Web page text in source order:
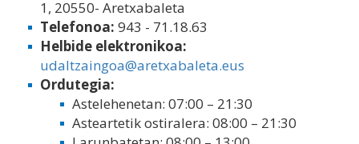
1, 20550- Aretxabaleta
Telefonoa: 943 - 71.18.63
Helbide elektronikoa:
udaltzaingoa@aretxabaleta.eus
Ordutegia:
Astelehenetan: 07:00 – 21:30
Asteartetik ostiralera: 08:00 – 21:30